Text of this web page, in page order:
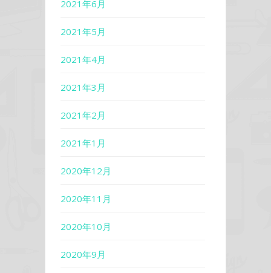
2021年6月
2021年5月
2021年4月
2021年3月
2021年2月
2021年1月
2020年12月
2020年11月
2020年10月
2020年9月